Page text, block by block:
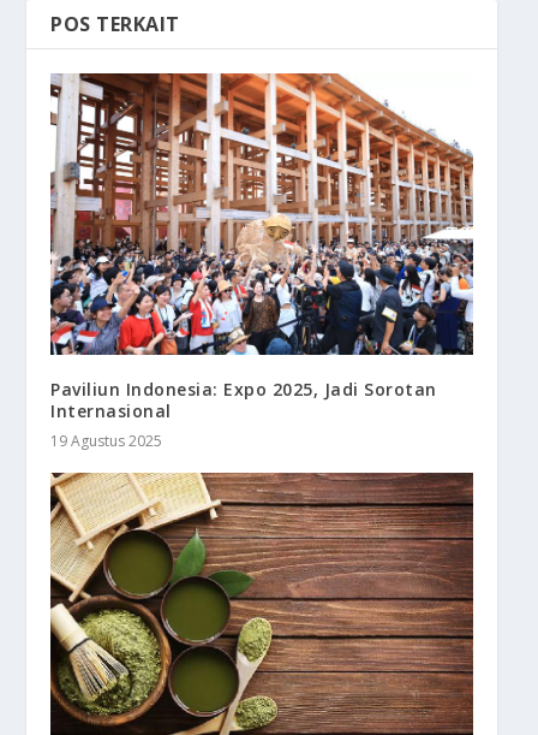
POS TERKAIT
Paviliun Indonesia: Expo 2025, Jadi Sorotan
Internasional
19 Agustus 2025